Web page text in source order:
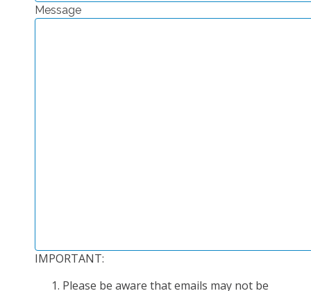
PLATEFORMES EXPÉRIMENTALES
THÈSES EN COURS
MOOC
Message
IMPORTANT:
Please be aware that emails may not be